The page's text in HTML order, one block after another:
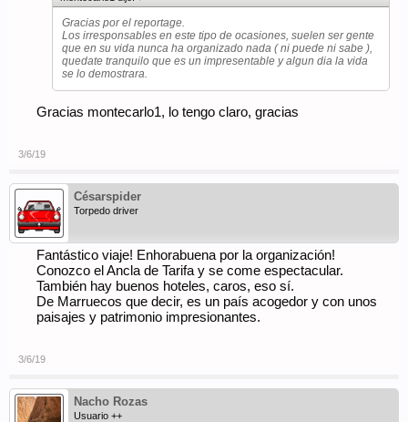
Gracias por el reportage.
Los irresponsables en este tipo de ocasiones, suelen ser gente
que en su vida nunca ha organizado nada ( ni puede ni sabe ),
quedate tranquilo que es un impresentable y algun dia la vida
se lo demostrara.
Gracias montecarlo1, lo tengo claro, gracias
3/6/19
Césarspider
Torpedo driver
Fantástico viaje! Enhorabuena por la organización!
Conozco el Ancla de Tarifa y se come espectacular.
También hay buenos hoteles, caros, eso sí.
De Marruecos que decir, es un país acogedor y con unos
paisajes y patrimonio impresionantes.
3/6/19
Nacho Rozas
Usuario ++